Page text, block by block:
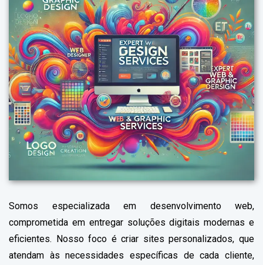
Somos especializada em desenvolvimento web,
comprometida em entregar soluções digitais modernas e
eficientes. Nosso foco é criar sites personalizados, que
atendam às necessidades específicas de cada cliente,